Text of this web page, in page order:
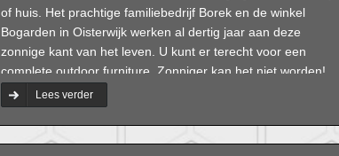
of huis. Het prachtige familiebedrijf Borek en de winkel
Bogarden in Oisterwijk werken al dertig jaar aan deze
zonnige kant van het leven. U kunt er terecht voor een
complete outdoor furniture. Zonniger kan het niet worden!
Lees verder